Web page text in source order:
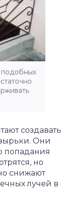
подобных
создавать
Они
попадания
но
снижают
лучей в